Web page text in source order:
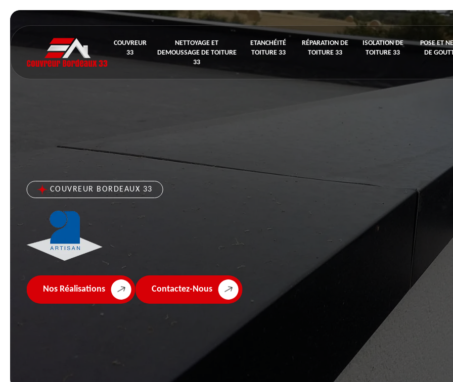
COUVREUR
33
NETTOYAGE ET
DEMOUSSAGE DE TOITURE
33
ETANCHÉITÉ
TOITURE 33
RÉPARATION DE
TOITURE 33
ISOLATION DE
TOITURE 33
POSE ET
DE
COUVREUR BORDEAUX 33
Nos Réalisations Contactez-Nous